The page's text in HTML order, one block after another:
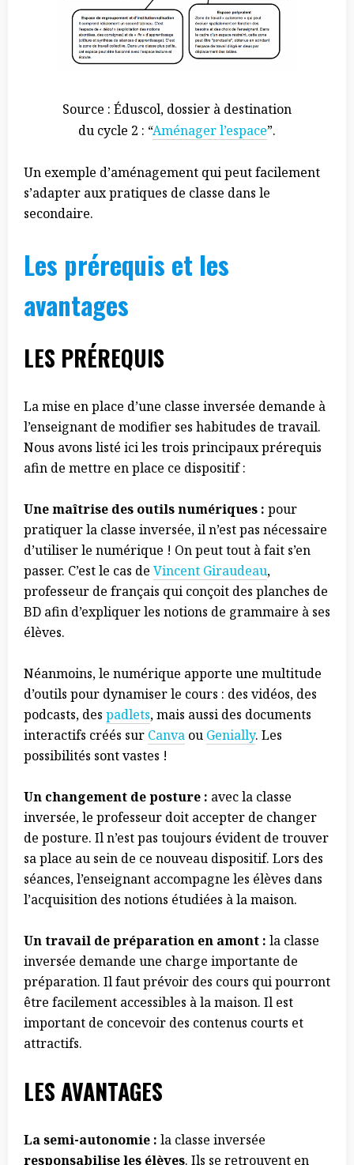
Source : Éduscol, dossier à destination
du cycle 2 : “Aménager l’espace”.
Un exemple d’aménagement qui peut facilement
s’adapter aux pratiques de classe dans le
secondaire.
Les prérequis et les
avantages
LES PRÉREQUIS
La mise en place d’une classe inversée demande à
l’enseignant de modifier ses habitudes de travail.
Nous avons listé ici les trois principaux prérequis
afin de mettre en place ce dispositif :
Une maîtrise des outils numériques : pour
pratiquer la classe inversée, il n’est pas nécessaire
d’utiliser le numérique ! On peut tout à fait s’en
passer. C’est le cas de Vincent Giraudeau,
professeur de français qui conçoit des planches de
BD afin d’expliquer les notions de grammaire à ses
élèves.
Néanmoins, le numérique apporte une multitude
d’outils pour dynamiser le cours : des vidéos, des
podcasts, des padlets, mais aussi des documents
interactifs créés sur Canva ou Genially. Les
possibilités sont vastes !
Un changement de posture : avec la classe
inversée, le professeur doit accepter de changer
de posture. Il n’est pas toujours évident de trouver
sa place au sein de ce nouveau dispositif. Lors des
séances, l’enseignant accompagne les élèves dans
l’acquisition des notions étudiées à la maison.
Un travail de préparation en amont : la classe
inversée demande une charge importante de
préparation. Il faut prévoir des cours qui pourront
être facilement accessibles à la maison. Il est
important de concevoir des contenus courts et
attractifs.
LES AVANTAGES
La semi-autonomie : la classe inversée
responsabilise les élèves. Ils se retrouvent en